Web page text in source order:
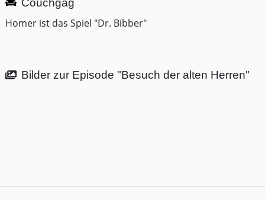
Couchgag
Homer ist das Spiel "Dr. Bibber"
Bilder zur Episode "Besuch der alten Herren"